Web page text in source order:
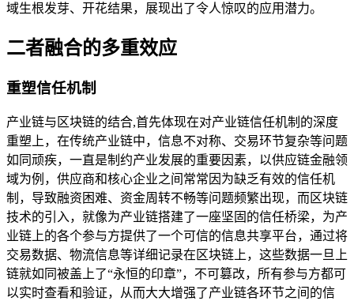
域生根发芽、开花结果，展现出了令人惊叹的应用潜力。
二者融合的多重效应
重塑信任机制
产业链与区块链的结合,首先体现在对产业链信任机制的深度
重塑上，在传统产业链中，信息不对称、交易环节复杂等问题
如同顽疾，一直是制约产业发展的重要因素，以供应链金融领
域为例，供应商和核心企业之间常常因为缺乏有效的信任机
制，导致融资困难、资金周转不畅等问题频繁出现，而区块链
技术的引入，就像为产业链搭建了一座坚固的信任桥梁，为产
业链上的各个参与方提供了一个可信的信息共享平台，通过将
交易数据、物流信息等详细记录在区块链上，这些数据一旦上
链就如同被盖上了“永恒的印章”，不可篡改，所有参与方都可
以实时查看和验证，从而大大增强了产业链各环节之间的信